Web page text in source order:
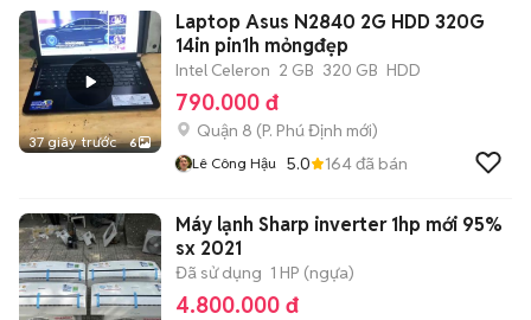
37 giây trước 6
Laptop Asus N2840 2G HDD 320G
14in pin1h mỏngđẹp
Intel Celeron 2 GB 320 GB HDD
790.000 đ
Quận 8 (P. Phú Định mới)
Lê Công Hậu 5.0 164đã bán
Máy lạnh Sharp inverter 1hp mới 95%
sx 2021
Đã sử dụng 1 HP (ngựa)
4.800.000 đ